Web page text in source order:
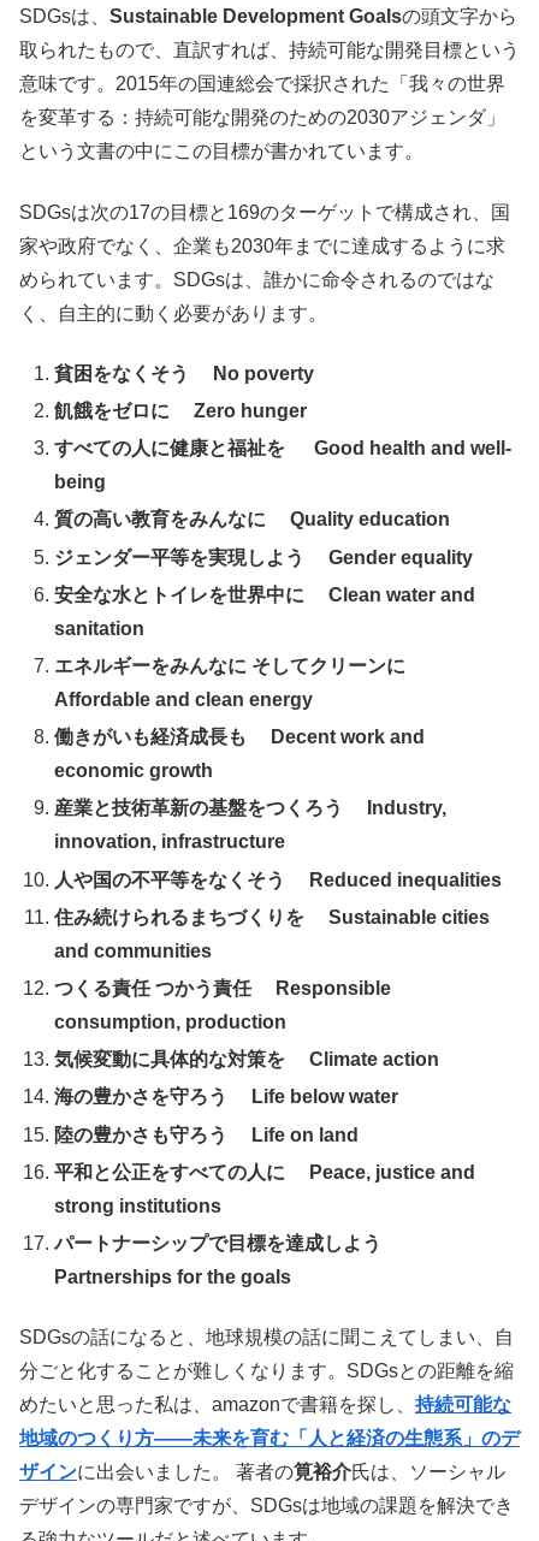
SDGsは、 Sustainable Development Goalsの頭文字から
取られたもので、直訳すれば、持続可能な開発目標という
意味です。2015年の国連総会で採択された「我々の世界
を変革する：持続可能な開発のための2030アジェンダ」
という文書の中にこの目標が書かれています。
SDGsは次の17の目標と169のターゲットで構成され、国
家や政府でなく、企業も2030年までに達成するように求
められています。SDGsは、誰かに命令されるのではな
く、自主的に動く必要があります。
貧困をなくそう No poverty
飢餓をゼロに Zero hunger
すべての人に健康と福祉を Good health and well-
being
質の高い教育をみんなに Quality education
ジェンダー平等を実現しよう Gender equality
安全な水とトイレを世界中に Clean water and
sanitation
エネルギーをみんなに そしてクリーンに
Affordable and clean energy
働きがいも経済成長も Decent work and
economic growth
産業と技術革新の基盤をつくろう Industry,
innovation, infrastructure
人や国の不平等をなくそう Reduced inequalities
住み続けられるまちづくりを Sustainable cities
and communities
つくる責任 つかう責任 Responsible
consumption, production
気候変動に具体的な対策を Climate action
海の豊かさを守ろう Life below water
陸の豊かさも守ろう Life on land
平和と公正をすべての人に Peace, justice and
strong institutions
パートナーシップで目標を達成しよう
Partnerships for the goals
SDGsの話になると、地球規模の話に聞こえてしまい、自
分ごと化することが難しくなります。SDGsとの距離を縮
めたいと思った私は、amazonで書籍を探し、 持続可能な
地域のつくり方――未来を育む「人と経済の生態系」のデ
ザインに出会いました。 著者の筧裕介氏は、ソーシャル
デザインの専門家ですが、SDGsは地域の課題を解決でき